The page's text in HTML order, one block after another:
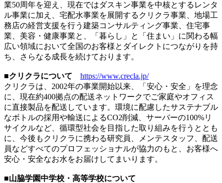
業50周年を迎え、現在ではダスキン事業を中核とするレンタ
ル事業に加え、宅配水事業を展開するクリクラ事業、地場工
務店の経営支援を行う建築コンサルティング事業、住宅事
業、美容・健康事業と、「暮らし」と「住まい」に関わる幅
広い領域において全国のお客様とダイレクトにつながりを持
ち、さらなる成長を続けております。
■クリクラについて https://www.crecla.jp/
クリクラは、2002年の事業開始以来、「安心・安全」を理念
に、現在約400拠点の配送ネットワークでご家庭やオフィス
に直接製品を配送しています。環境に配慮したサステナブル
なボトルの採用や輸送によるCO2削減、サーバーの100%リ
サイクルなど、循環型社会を目指した取り組みを行うととも
に、今後もクリクラに携わる研究員、メンテスタッフ、配送
員などすべてのプロフェッショナルが協力のもと、お客様へ
安心・安全なお水をお届けしてまいります。
■山脇学園中学校・高等学校について